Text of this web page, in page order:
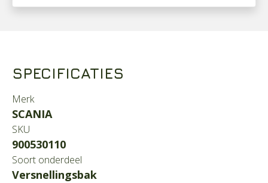
SPECIFICATIES
Merk
SCANIA
SKU
900530110
Soort onderdeel
Versnellingsbak